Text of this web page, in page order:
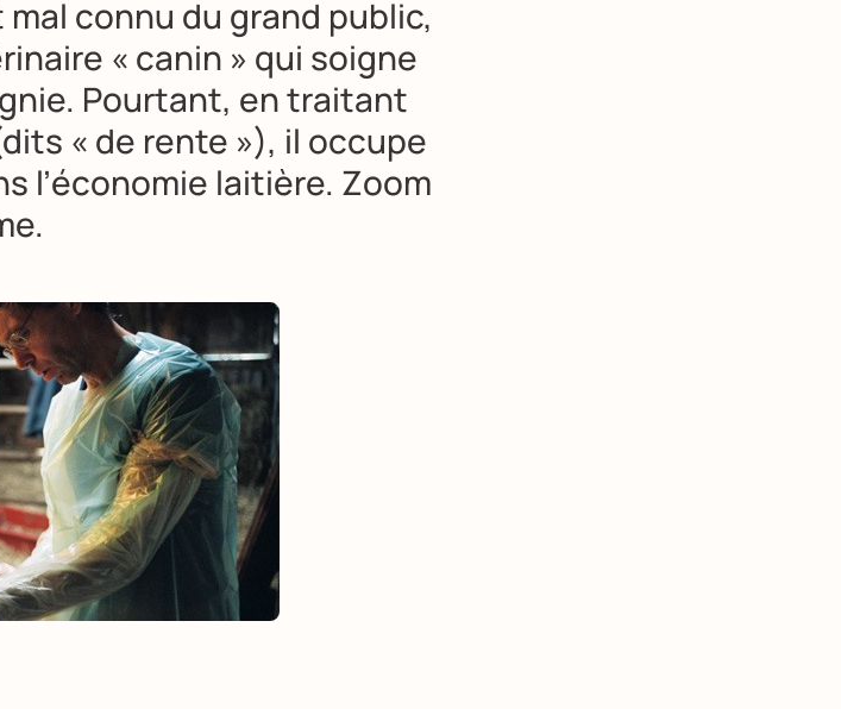
connu du grand public,
« canin » qui soigne
Pourtant, en traitant
« de rente »), il occupe
l’économie laitière. Zoom